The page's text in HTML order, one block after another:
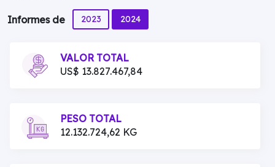
Informes de 2023 2024
VALOR TOTAL
US$ 13.827.467,84
PESO TOTAL
12.132.724,62 KG